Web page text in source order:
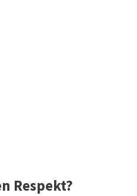
Respekt?